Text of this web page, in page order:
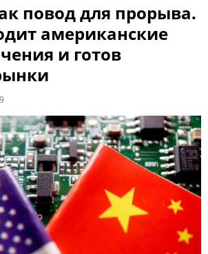
повод для прорыва.
американские
и готов